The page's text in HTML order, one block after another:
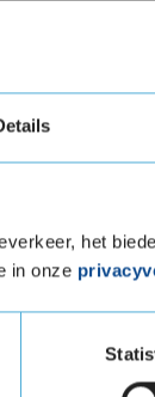
het
in onze
ontwikkeld
Dankzij de
vele
ANWB en
modellen. Dit
voor